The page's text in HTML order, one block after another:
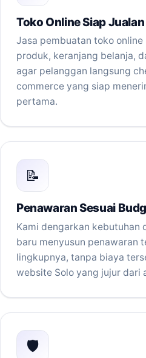
Toko Online Siap Jualan
Jasa pembuatan toko
produk, keranjang belanja,
agar pelanggan langsung
commerce yang siap
pertama.
📝
Penawaran Sesuai
Kami dengarkan kebutuhan
baru menyusun penawaran
lingkupnya, tanpa biaya
website Solo yang jujur dari
🛡️